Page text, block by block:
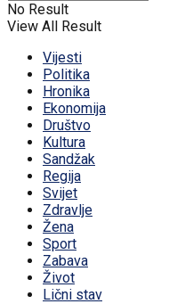
No Result
View All Result
Vijesti
Politika
Hronika
Ekonomija
Društvo
Kultura
Sandžak
Regija
Svijet
Zdravlje
Žena
Sport
Zabava
Život
Lični stav